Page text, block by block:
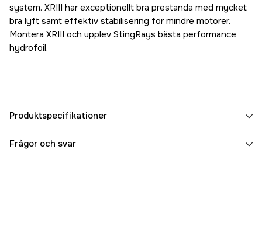
system. XRIII har exceptionellt bra prestanda med mycket
bra lyft samt effektiv stabilisering för mindre motorer.
Montera XRIII och upplev StingRays bästa performance
hydrofoil.
Produktspecifikationer
Referensnummer 5000024295
Frågor och svar